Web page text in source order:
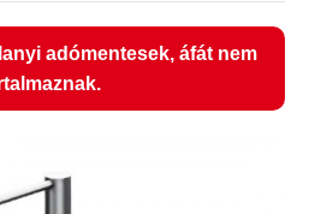
adómentesek, áfát nem